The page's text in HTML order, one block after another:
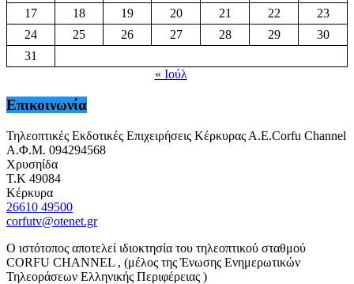
17
18 19 20 21 22
23
24
25 26 27 28 29
30
31
« Ιούλ
Επικοινωνία
Τηλεοπτικές Εκδοτικές Επιχειρήσεις Κέρκυρας Α.Ε.Corfu Channel
Α.Φ.Μ. 094294568
Χρυσηίδα
Τ.Κ 49084
Κέρκυρα
26610 49500
corfutv@otenet.gr
Ο ιστότοπος αποτελεί ιδιοκτησία του τηλεοπτικού σταθμού
CORFU CHANNEL , (μέλος της Ένωσης Ενημερωτικών
Τηλεοράσεων Ελληνικής Περιφέρειας )